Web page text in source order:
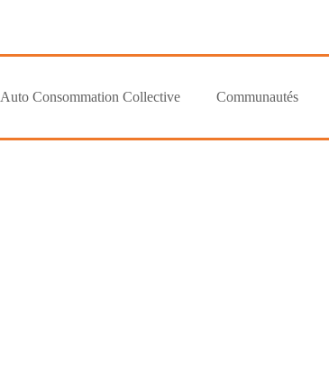
Auto Consommation Collective Communautés